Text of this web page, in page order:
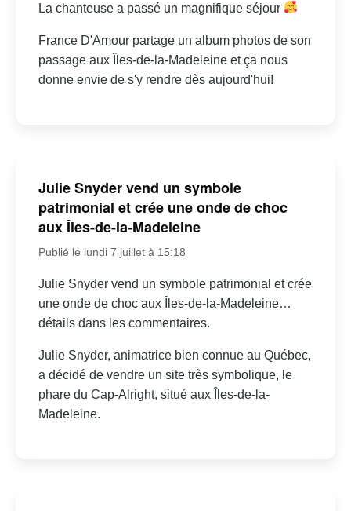
La chanteuse a passé un magnifique séjour
France D'Amour partage un album photos de son
passage aux Îles-de-la-Madeleine et ça nous
donne envie de s'y rendre dès aujourd'hui!
Julie Snyder vend un symbole
patrimonial et crée une onde de choc
aux Îles-de-la-Madeleine
Publié le lundi 7 juillet à 15:18
Julie Snyder vend un symbole patrimonial et crée
une onde de choc aux Îles-de-la-Madeleine…
détails dans les commentaires.
Julie Snyder, animatrice bien connue au Québec,
a décidé de vendre un site très symbolique, le
phare du Cap-Alright, situé aux Îles-de-la-
Madeleine.